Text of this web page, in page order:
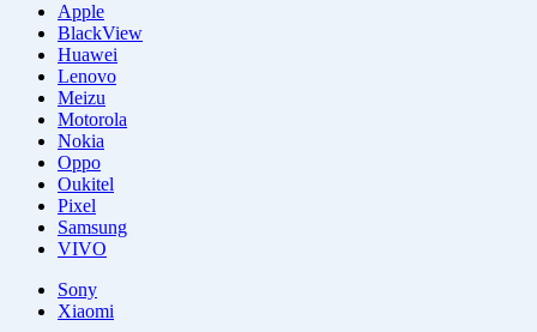
Apple
BlackView
Huawei
Lenovo
Meizu
Motorola
Nokia
Oppo
Oukitel
Pixel
Samsung
VIVO
Sony
Xiaomi